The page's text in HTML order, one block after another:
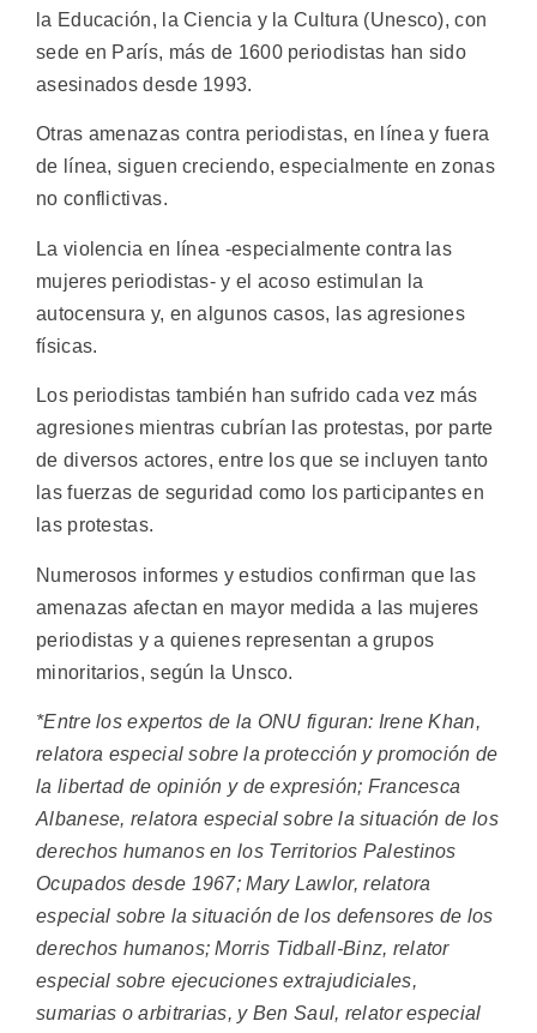
la Educación, la Ciencia y la Cultura (Unesco), con
sede en París, más de 1600 periodistas han sido
asesinados desde 1993.
Otras amenazas contra periodistas, en línea y fuera
de línea, siguen creciendo, especialmente en zonas
no conflictivas.
La violencia en línea -especialmente contra las
mujeres periodistas- y el acoso estimulan la
autocensura y, en algunos casos, las agresiones
físicas.
Los periodistas también han sufrido cada vez más
agresiones mientras cubrían las protestas, por parte
de diversos actores, entre los que se incluyen tanto
las fuerzas de seguridad como los participantes en
las protestas.
Numerosos informes y estudios confirman que las
amenazas afectan en mayor medida a las mujeres
periodistas y a quienes representan a grupos
minoritarios, según la Unsco.
*Entre los expertos de la ONU figuran: Irene Khan,
relatora especial sobre la protección y promoción de
la libertad de opinión y de expresión; Francesca
Albanese, relatora especial sobre la situación de los
derechos humanos en los Territorios Palestinos
Ocupados desde 1967; Mary Lawlor, relatora
especial sobre la situación de los defensores de los
derechos humanos; Morris Tidball-Binz, relator
especial sobre ejecuciones extrajudiciales,
sumarias o arbitrarias, y Ben Saul, relator especial